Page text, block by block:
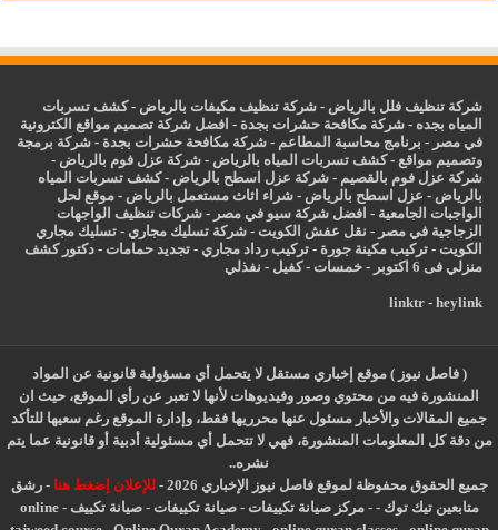
شركة تنظيف فلل بالرياض -شركة تنظيف مكيفات بالرياض -كشف تسربات
المياه بجده -شركة مكافحة حشرات بجدة - افضل شركة تصميم مواقع الكترونية
في مصر - برنامج محاسبة المطاعم -شركة مكافحة حشرات بجدة -شركة برمجة
وتصميم مواقع -كشف تسربات المياه بالرياض -شركة عزل فوم بالرياض -
شركة عزل فوم بالقصيم -شركة عزل اسطح بالرياض -كشف تسربات المياه
بالرياض - عزل اسطح بالرياض -شراء اثاث مستعمل بالرياض - موقع لحل
الواجبات الجامعية - افضل شركة سيو في مصر -شركات تنظيف الواجهات
الزجاجية في مصر - نقل عفش الكويت -شركة تسليك مجاري -تسليك مجاري
الكويت -تركيب مكينة جورة -تركيب رداد مجاري -تجديد حمامات -دكتور كشف
منزلي فى 6 اكتوبر
-خمسات -كفيل - نفذلي
linktr- heylink
( فاصل نيوز ) موقع إخباري مستقل لا يتحمل أي مسؤولية قانونية عن المواد
المنشورة فيه من محتوي وصور وفيديوهات لأنها لا تعبر عن رأي الموقع، حيث ان
جميع المقالات والأخبار مسئول عنها محرريها فقط، وإدارة الموقع رغم سعيها للتأكد
من دقة كل المعلومات المنشورة، فهي لا تتحمل أي مسئولية أدبية أو قانونية عما يتم
نشره..
جميع الحقوق محفوظة لموقع فاصل نيوز الإخباري 2026 -
للإعلان إضغط هنا -رشق
متابعين تيك توك -
-مركز صيانة تكييفات -صيانة تكييفات -صيانة تكييف -
online